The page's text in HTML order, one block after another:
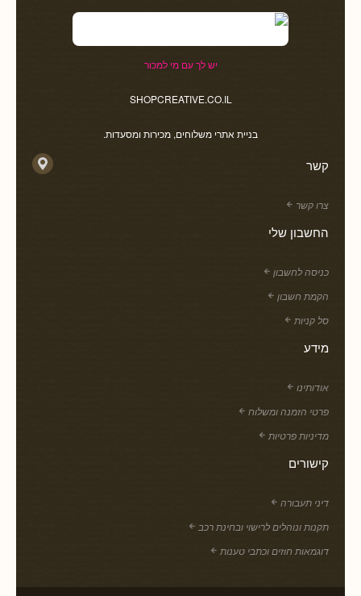
יש לך עם מי למכור
SHOPCREATIVE.CO.IL
בניית אתרי משלוחים, מכירות ומסעדות.
קשר
צרו קשר
החשבון שלי
כניסה לחשבון
הקמת חשבון
סל קניות
מידע
אודותינו
פרטי הזמנה ומשלוח
מדיניות פרטיות
קישורים
דיני תעבורה
תקנות ונוהלים לרישוי ובחינת רכב
דוגמאות חוזים וכתבי טענות